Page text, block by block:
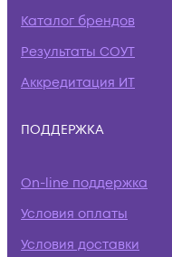
Каталог брендов
Результаты СОУТ
Аккредитация ИТ
ПОДДЕРЖКА
On-line поддержка
Условия оплаты
Условия доставки